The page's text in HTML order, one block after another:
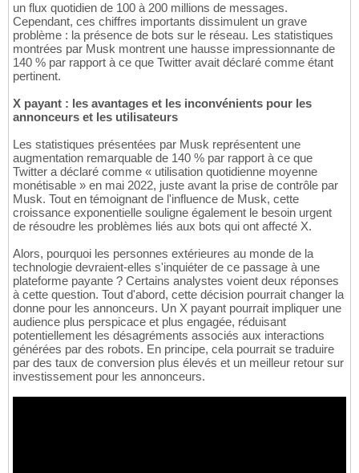
un flux quotidien de 100 à 200 millions de messages.
Cependant, ces chiffres importants dissimulent un grave
problème : la présence de bots sur le réseau. Les statistiques
montrées par Musk montrent une hausse impressionnante de
140 % par rapport à ce que Twitter avait déclaré comme étant
pertinent.
X payant : les avantages et les inconvénients pour les
annonceurs et les utilisateurs
Les statistiques présentées par Musk représentent une
augmentation remarquable de 140 % par rapport à ce que
Twitter a déclaré comme « utilisation quotidienne moyenne
monétisable » en mai 2022, juste avant la prise de contrôle par
Musk. Tout en témoignant de l'influence de Musk, cette
croissance exponentielle souligne également le besoin urgent
de résoudre les problèmes liés aux bots qui ont affecté X.
Alors, pourquoi les personnes extérieures au monde de la
technologie devraient-elles s'inquiéter de ce passage à une
plateforme payante ? Certains analystes voient deux réponses
à cette question. Tout d'abord, cette décision pourrait changer la
donne pour les annonceurs. Un X payant pourrait impliquer une
audience plus perspicace et plus engagée, réduisant
potentiellement les désagréments associés aux interactions
générées par des robots. En principe, cela pourrait se traduire
par des taux de conversion plus élevés et un meilleur retour sur
investissement pour les annonceurs.